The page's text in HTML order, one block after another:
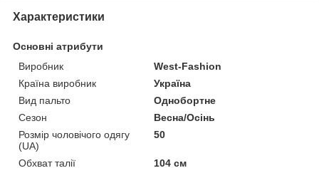
Характеристики
Основні атрибути
Виробник
West-Fashion
Країна виробник
Україна
Вид пальто
Однобортне
Сезон
Весна/Осінь
Розмір чоловічого одягу
(UA)
50
Обхват талії
104 см